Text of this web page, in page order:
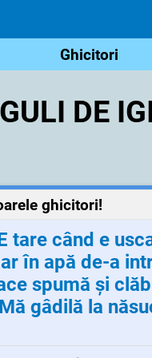
Ghicitori
DE
ghicitori!
tare când e
în apă de-a
spumă și
Mă gâdilă la